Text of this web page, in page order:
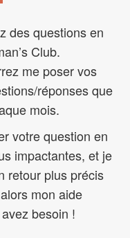
des questions en
Club.
me poser vos
réponses que
mois.
votre question en
impactantes, et je
retour plus précis
mon aide
besoin !